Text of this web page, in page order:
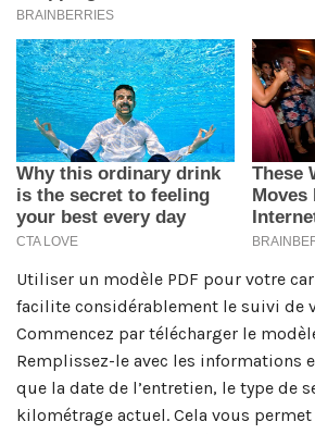
Utiliser un modèle PDF pour votre
facilite considérablement le suivi de
Commencez par télécharger le
Remplissez-le avec les informations
que la date de l’entretien, le type de
kilométrage actuel. Cela vous permet